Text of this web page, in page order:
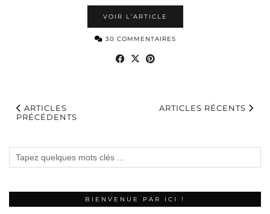
VOIR L’ARTICLE
30 COMMENTAIRES
ARTICLES
PRÉCÉDENTS
ARTICLES RÉCENTS
BIENVENUE PAR ICI !